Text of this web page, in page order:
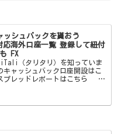
ッシュバックを貰おう
海外口座一覧 登録して紐付
FX
（タリタリ）を知っていま
キャッシュバック口座開設はこ
スプレッドレポートはこちら
ドをしている方なら 一度は聞